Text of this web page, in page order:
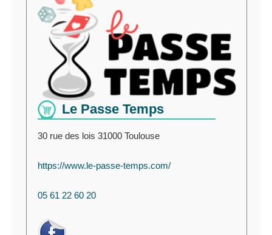
Le Passe Temps
30 rue des lois 31000 Toulouse
https://www.le-passe-temps.com/
05 61 22 60 20